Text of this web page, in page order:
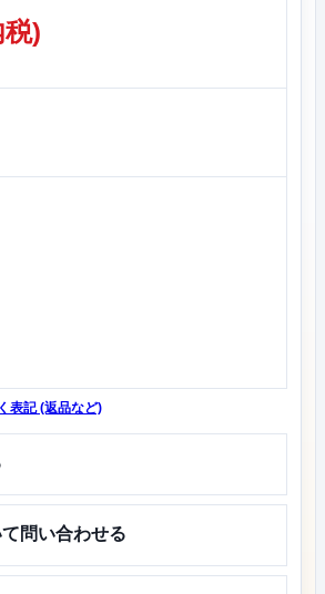
)
表記 (返品など)
問い合わせる